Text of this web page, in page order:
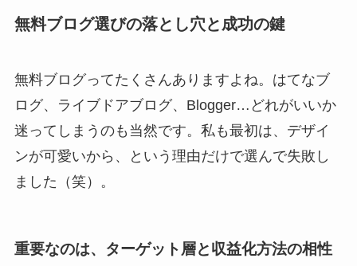
無料ブログ選びの落とし穴と成功の鍵
無料ブログってたくさんありますよね。はてなブ
ログ、ライブドアブログ、Blogger…どれがいいか
迷ってしまうのも当然です。私も最初は、デザイ
ンが可愛いから、という理由だけで選んで失敗し
ました（笑）。
重要なのは、ターゲット層と収益化方法の相性